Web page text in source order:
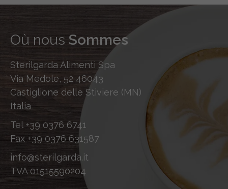
Où nous Sommes
Sterilgarda Alimenti Spa
Via Medole, 52 46043
Castiglione delle Stiviere (MN)
Italia
Tel +39 0376 6741
Fax +39 0376 631587
info@sterilgarda.it
TVA 01515590204